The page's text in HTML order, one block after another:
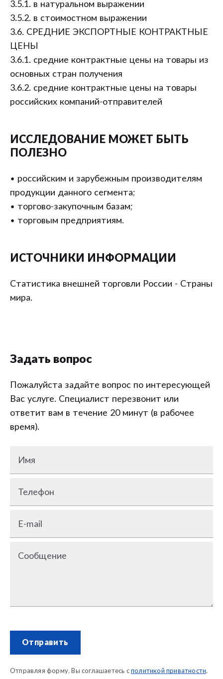
3.5.1. в натуральном выражении
3.5.2. в стоимостном выражении
3.6. СРЕДНИЕ ЭКСПОРТНЫЕ КОНТРАКТНЫЕ
ЦЕНЫ
3.6.1. средние контрактные цены на товары из
основных стран получения
3.6.2. средние контрактные цены на товары
российских компаний-отправителей
ИССЛЕДОВАНИЕ МОЖЕТ БЫТЬ
ПОЛЕЗНО
• российским и зарубежным производителям
продукции данного сегмента;
• торгово-закупочным базам;
• торговым предприятиям.
ИСТОЧНИКИ ИНФОРМАЦИИ
Статистика внешней торговли России - Страны
мира.
Задать вопрос
Пожалуйста задайте вопрос по интересующей
Вас услуге. Специалист перезвонит или
ответит вам в течение 20 минут (в рабочее
время).
Имя
Телефон
E-mail
Сообщение
Отправить
Отправляя форму, Вы соглашаетесь с политикой приватности.